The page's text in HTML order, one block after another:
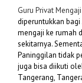
Guru Privat
diperuntukkan
mengaji ke rumah
sekitarnya.
Paninggilan tidak
juga bisa diikuti
Tangerang,